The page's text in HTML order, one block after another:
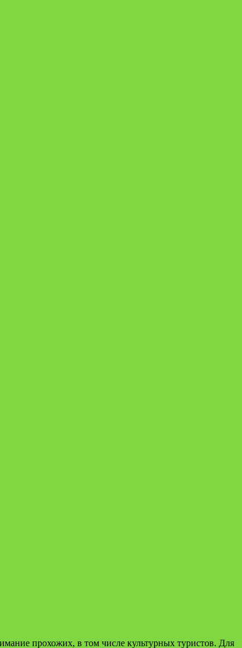
прохожих, в том числе культурных туристов. Для